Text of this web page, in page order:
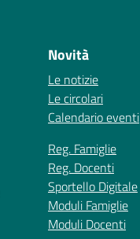
Novità
Le notizie
Le circolari
Calendario eventi
Reg. Famiglie
Reg. Docenti
Sportello Digitale
Moduli Famiglie
Moduli Docenti